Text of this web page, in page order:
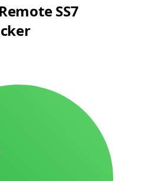
SS7